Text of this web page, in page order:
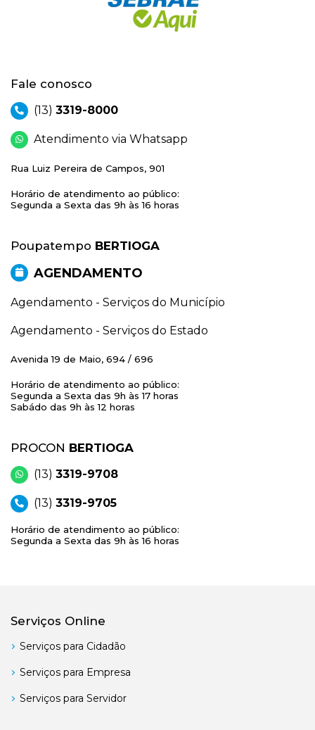
Fale conosco
(13) 3319-8000
Atendimento via Whatsapp
Rua Luiz Pereira de Campos, 901
Horário de atendimento ao público:
Segunda a Sexta das 9h às 16 horas
Poupatempo BERTIOGA
AGENDAMENTO
Agendamento - Serviços do Município
Agendamento - Serviços do Estado
Avenida 19 de Maio, 694 / 696
Horário de atendimento ao público:
Segunda a Sexta das 9h às 17 horas
Sabádo das 9h às 12 horas
PROCON BERTIOGA
(13) 3319-9708
(13) 3319-9705
Horário de atendimento ao público:
Segunda a Sexta das 9h às 16 horas
Serviços Online
Serviços para Cidadão
Serviços para Empresa
Serviços para Servidor